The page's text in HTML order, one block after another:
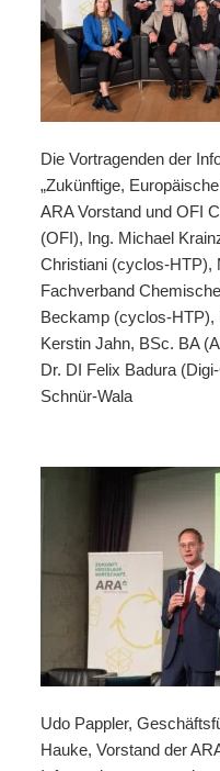
Die Vortragenden der
„Zukünftige,
ARA Vorstand und OFI
(OFI), Ing. Michael
Christiani (cyclos-HTP),
Fachverband
Beckamp (cyclos-HTP),
Kerstin Jahn, BSc. BA
Dr. DI Felix Badura
Schnür-Wala
Udo Pappler,
Hauke, Vorstand der